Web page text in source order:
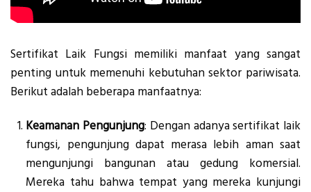
Sertifikat Laik Fungsi memiliki manfaat yang sangat
penting untuk memenuhi kebutuhan sektor pariwisata.
Berikut adalah beberapa manfaatnya:
Keamanan Pengunjung: Dengan adanya sertifikat laik
fungsi, pengunjung dapat merasa lebih aman saat
mengunjungi bangunan atau gedung komersial.
Mereka tahu bahwa tempat yang mereka kunjungi